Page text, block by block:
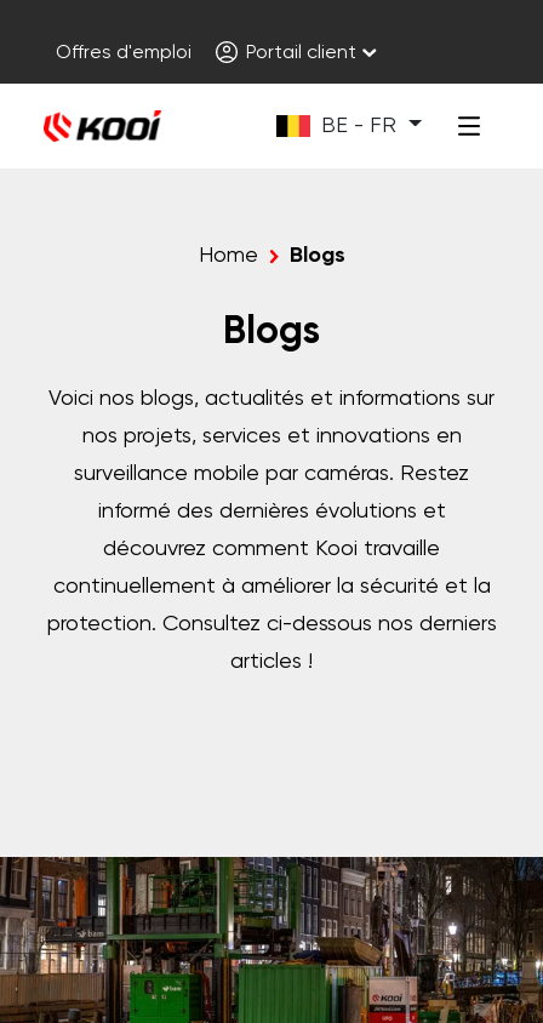
Offres d'emploi Portail client
BE - FR
Home Blogs
Blogs
Voici nos blogs, actualités et informations sur
nos projets, services et innovations en
surveillance mobile par caméras. Restez
informé des dernières évolutions et
découvrez comment Kooi travaille
continuellement à améliorer la sécurité et la
protection. Consultez ci-dessous nos derniers
articles !